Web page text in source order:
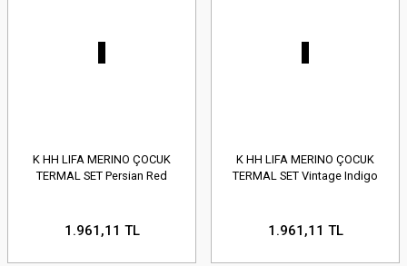
K HH LIFA MERINO ÇOCUK
TERMAL SET Persian Red
1.961,11 TL
K HH LIFA MERINO ÇOCUK
TERMAL SET Vintage Indigo
1.961,11 TL